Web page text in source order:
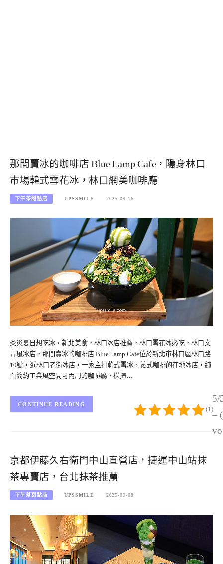
那間賣冰的咖啡店 Blue Lamp Cafe，隱身林口
市場韓式雪花冰，林口網美咖啡廳
下午茶甜點店 UPSSMILE 2025-09-16
炎炎夏日想吃冰，新北美食，林口冰店推薦，林口雪花冰必吃，林口文
青風冰店，那間賣冰的咖啡店 Blue Lamp Cafe位於新北市林口區林口路
10號，近林口老街冰店，一家主打韓式雪冰、義式咖啡的在地冰店，純
白簡約工業風空間可內用的咖啡廳，橫掃…
5/
–
(1)
CONTINUE READING
京都伊藤久右衛門中山直營店，捷運中山站抹
茶專賣店，台北抹茶推薦
下午茶甜點店 UPSSMILE 2025-09-08